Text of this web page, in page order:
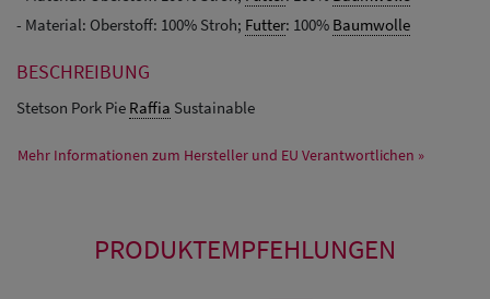
- Material: Oberstoff: 100% Stroh; Futter: 100% Baumwolle
BESCHREIBUNG
Stetson Pork Pie Raffia Sustainable
Mehr Informationen zum Hersteller und EU Verantwortlichen »
PRODUKTEMPFEHLUNGEN